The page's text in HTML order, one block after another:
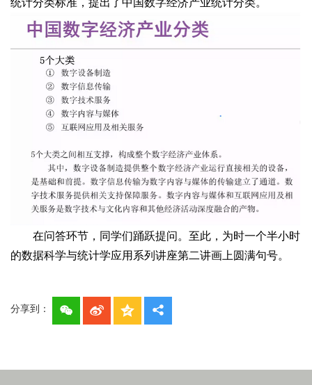
统计分类标准，提出了中国数字经济产业统计分类。
在问答环节，同学们踊跃提问。至此，为时一个半小时
的数据科学与统计学应用系列讲座第二讲画上圆满句号。
分享到：